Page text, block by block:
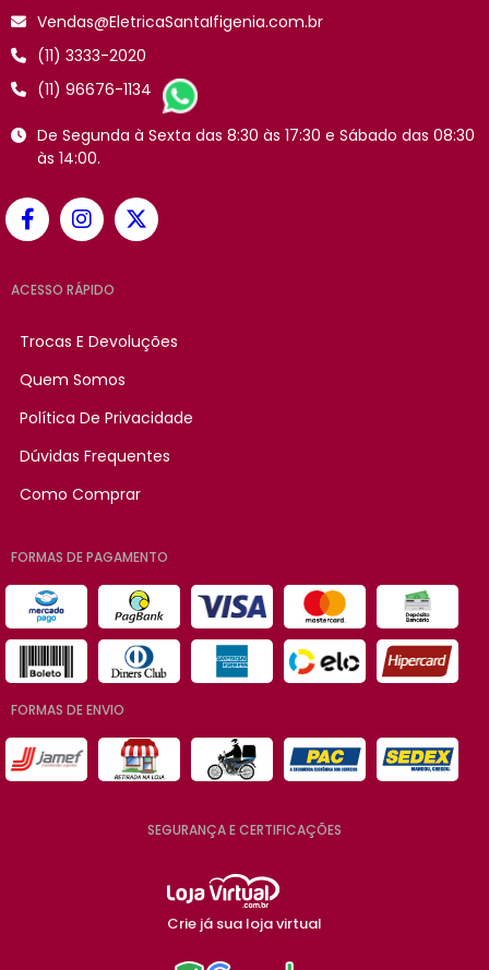
Vendas@EletricaSantaIfigenia.com.br
(11) 3333-2020
(11) 96676-1134
De Segunda à Sexta das 8:30 às 17:30 e Sábado das 08:30
às 14:00.
ACESSO RÁPIDO
Trocas E Devoluções
Quem Somos
Política De Privacidade
Dúvidas Frequentes
Como Comprar
FORMAS DE PAGAMENTO
FORMAS DE ENVIO
SEGURANÇA E CERTIFICAÇÕES
Crie já sua loja virtual